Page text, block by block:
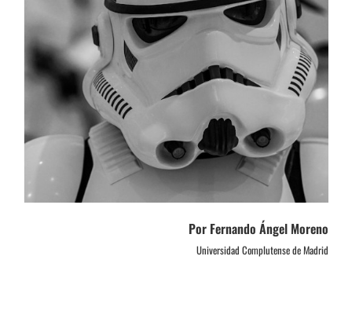
Por Fernando Ángel Moreno
Universidad Complutense de Madrid